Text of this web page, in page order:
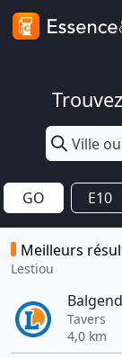
GO E10
Meilleurs
Lestiou
Tavers
4,0 km